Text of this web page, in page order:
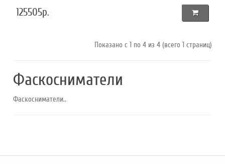
125505р.
Показано с 1 по 4 из 4 (всего 1 страниц)
Фаскосниматели
Фаскосниматели..